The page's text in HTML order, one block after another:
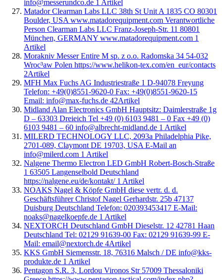
info@messerundco.de 1 Artikel
Matador Clearman Labs LLC 38th St Unit A 1835 CO 80301
Boulder, USA www.matadorequipment.com Verantwortliche
Person Clearman Labs LLC Franz-Joseph-Str. 11 80801
München, GERMANY www.matadorequipment.com 1
Artikel
Morakniv Messer Entire M sp. z o.o. Radomska 34 54-032
Wroc³aw Polen https://www.helikon-tex.com/en_eur/contacts
2Artikel
MFH Max Fuchs AG Industriestraße 1 D-94078 Freyung
Telefon: +49(0)8551-9620-0 Fax: +49(0)8551-9620-15
Email: info@max-fuchs.de 42Artikel
Midland Alan Electronics GmbH Hauptsitz: Daimlerstraße 1g
D – 63303 Dreieich Tel +49 (0) 6103 9481 – 0 Fax +49 (0)
6103 9481 – 60 info@albrecht-midland.de 1 Artikel
MILERD TECHNOLOGY LLC, 2093a Philadelphia Pike,
2701-089, Claymont DE 19703, USA E-Mail an
info@milerd.com 1 Artikel
Nalgene Thermo Electron LED GmbH Robert-Bosch-Straße
1 63505 Langenselbold Deutschland
https://nalgene.eu/de/kontakt/1 Artikel
NOAKS Nagel & Köpfe GmbH diese vertr. d. d.
Geschäftsführer Christof Nagel Gerhardstr. 25b 47137
Duisburg Deutschland Telefon: 020393453417 E-Mail:
noaks@nagelkoepfe.de 1 Artikel
NEXTORCH Deutschland GmbH Dieselstr. 12 42781 Haan
Deutschland Tel: 02129 91639-00 Fax: 02129 91639-99 E-
Mail: email@nextorch.de 4Artikel
KKS GmbH Siemensstr. 18, 76316 Malsch / DE info@kks-
produkte.de 1 Artikel
Pentagon S.R. 3, Lordou Vironos Str 57009 Thessaloniki